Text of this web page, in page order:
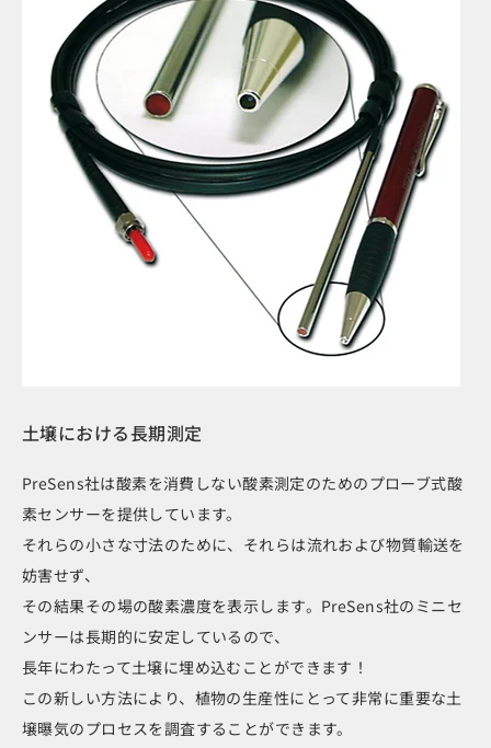
土壌における長期測定
PreSens社は酸素を消費しない酸素測定のためのプローブ式酸
素センサーを提供しています。
それらの小さな寸法のために、それらは流れおよび物質輸送を
妨害せず、
その結果その場の酸素濃度を表示します。PreSens社のミニセ
ンサーは長期的に安定しているので、
長年にわたって土壌に埋め込むことができます！
この新しい方法により、植物の生産性にとって非常に重要な土
壌曝気のプロセスを調査することができます。